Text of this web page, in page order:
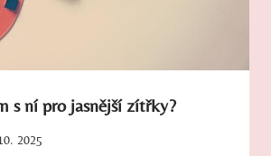
s ní pro jasnější zítřky?
2025